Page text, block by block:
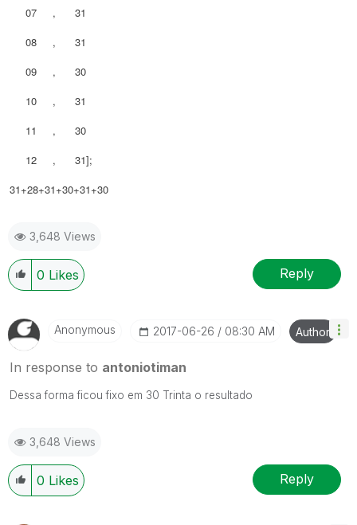
07 , 31
08 , 31
09 , 30
10 , 31
11 , 30
12 , 31];
31+28+31+30+31+30
3,648 Views
0 Likes Reply
Anonymous ‎2017-06-26 08:30 AM Author
In response to antoniotiman
Dessa forma ficou fixo em 30 Trinta o resultado
3,648 Views
0 Likes Reply